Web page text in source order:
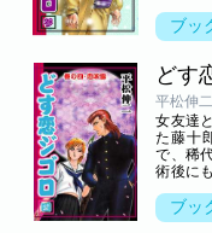
てしま
は、ひ
花」「
「第十
ブッ
どす
平松伸二
女友達
た藤十
で、稀
術後に
ケが回
に来た
ブッ